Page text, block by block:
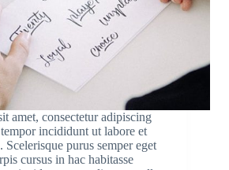
amet, consectetur adipiscing
incididunt ut labore et
purus semper eget
cursus in hac habitasse